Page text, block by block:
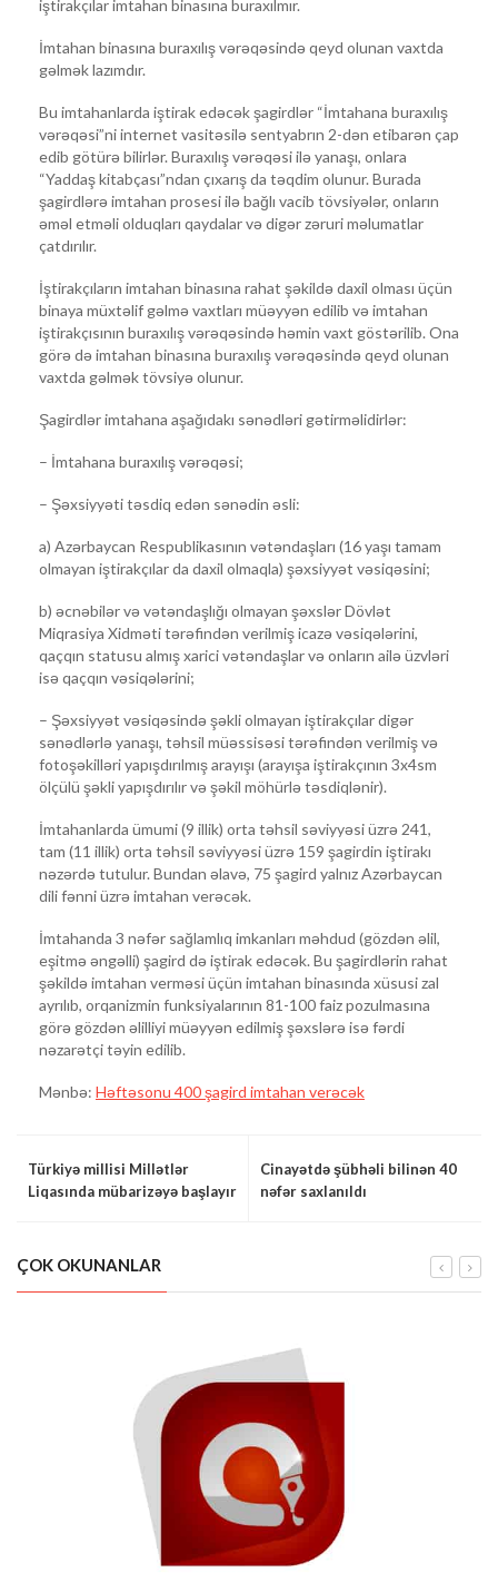
iştirakçılar imtahan binasına buraxılmır.
İmtahan binasına buraxılış vərəqəsində qeyd olunan vaxtda
gəlmək lazımdır.
Bu imtahanlarda iştirak edəcək şagirdlər “İmtahana buraxılış
vərəqəsi”ni internet vasitəsilə sentyabrın 2-dən etibarən çap
edib götürə bilirlər. Buraxılış vərəqəsi ilə yanaşı, onlara
“Yaddaş kitabçası”ndan çıxarış da təqdim olunur. Burada
şagirdlərə imtahan prosesi ilə bağlı vacib tövsiyələr, onların
əməl etməli olduqları qaydalar və digər zəruri məlumatlar
çatdırılır.
İştirakçıların imtahan binasına rahat şəkildə daxil olması üçün
binaya müxtəlif gəlmə vaxtları müəyyən edilib və imtahan
iştirakçısının buraxılış vərəqəsində həmin vaxt göstərilib. Ona
görə də imtahan binasına buraxılış vərəqəsində qeyd olunan
vaxtda gəlmək tövsiyə olunur.
Şagirdlər imtahana aşağıdakı sənədləri gətirməlidirlər:
– İmtahana buraxılış vərəqəsi;
– Şəxsiyyəti təsdiq edən sənədin əsli:
a) Azərbaycan Respublikasının vətəndaşları (16 yaşı tamam
olmayan iştirakçılar da daxil olmaqla) şəxsiyyət vəsiqəsini;
b) əcnəbilər və vətəndaşlığı olmayan şəxslər Dövlət
Miqrasiya Xidməti tərəfindən verilmiş icazə vəsiqələrini,
qaçqın statusu almış xarici vətəndaşlar və onların ailə üzvləri
isə qaçqın vəsiqələrini;
– Şəxsiyyət vəsiqəsində şəkli olmayan iştirakçılar digər
sənədlərlə yanaşı, təhsil müəssisəsi tərəfindən verilmiş və
fotoşəkilləri yapışdırılmış arayışı (arayışa iştirakçının 3x4sm
ölçülü şəkli yapışdırılır və şəkil möhürlə təsdiqlənir).
İmtahanlarda ümumi (9 illik) orta təhsil səviyyəsi üzrə 241,
tam (11 illik) orta təhsil səviyyəsi üzrə 159 şagirdin iştirakı
nəzərdə tutulur. Bundan əlavə, 75 şagird yalnız Azərbaycan
dili fənni üzrə imtahan verəcək.
İmtahanda 3 nəfər sağlamlıq imkanları məhdud (gözdən əlil,
eşitmə əngəlli) şagird də iştirak edəcək. Bu şagirdlərin rahat
şəkildə imtahan verməsi üçün imtahan binasında xüsusi zal
ayrılıb, orqanizmin funksiyalarının 81-100 faiz pozulmasına
görə gözdən əlilliyi müəyyən edilmiş şəxslərə isə fərdi
nəzarətçi təyin edilib.
Mənbə: Həftəsonu 400 şagird imtahan verəcək
Türkiyə millisi Millətlər
Liqasında mübarizəyə başlayır
Cinayətdə şübhəli bilinən 40
nəfər saxlanıldı
ÇOK OKUNANLAR